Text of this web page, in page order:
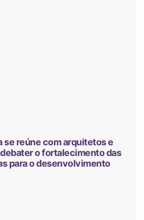
se reúne com arquitetos e
o fortalecimento das
para o desenvolvimento